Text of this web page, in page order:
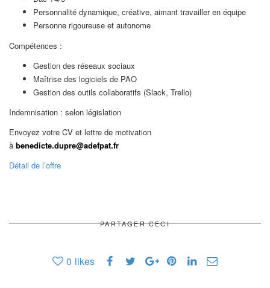
Personnalité dynamique, créative, aimant travailler en équipe
Personne rigoureuse et autonome
Compétences :
Gestion des réseaux sociaux
Maîtrise des logiciels de PAO
Gestion des outils collaboratifs (Slack, Trello)
Indemnisation : selon législation
Envoyez votre CV et lettre de motivation
à benedicte.dupre@adefpat.fr
Détail de l’offre
PARTAGER CECI
0 likes